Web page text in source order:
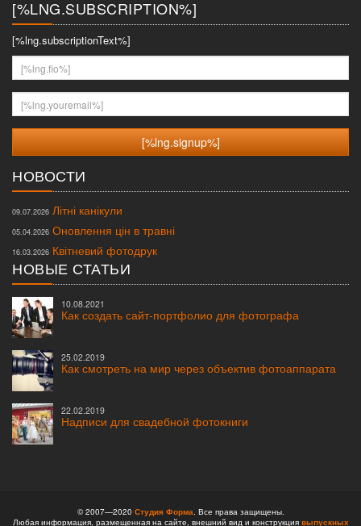
[%LNG.SUBSCRIPTION%]
[%lng.subscriptionText%]
[%lng.fio%]
[%lng.youremail%]
НОВОСТИ
09.07.2026 Літні канікули
05.04.2026 Оновлення цін в травні
16.03.2026 Квітневий фотодрук
НОВЫЕ СТАТЬИ
10.08.2021
Как создать сайт-портфолио для фотографа
25.02.2019
Как смотреть на мир через объектив фотоаппарата
22.02.2019
Надписи для свадебной фотокниги
© 2007—2020 Студия Форма. Все права защищены.
Любая информация, размещенная на сайте, внешний вид и конструкция выпускных